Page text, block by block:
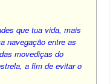
que tua vida, mais
navegação entre as
movediças do
a fim de evitar o